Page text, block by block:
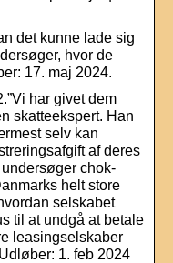
det kunne lade sig
hvor de
17. maj 2024.
har givet dem
skatteekspert. Han
selv kan
af deres
chok-
helt store
selskabet
til at undgå at betale
leasingselskaber
1. feb 2024